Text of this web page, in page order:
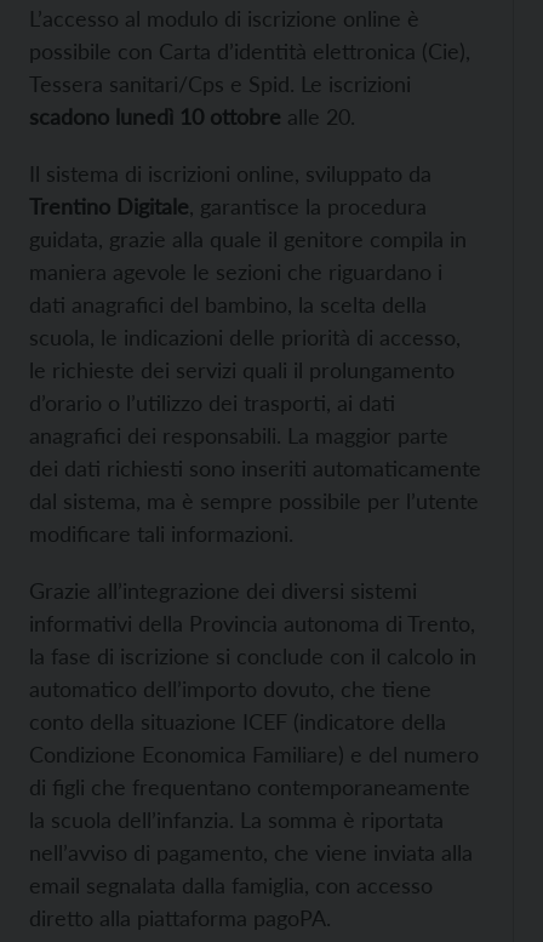
L’accesso al modulo di iscrizione online è
possibile con Carta d’identità elettronica (Cie),
Tessera sanitari/Cps e Spid. Le iscrizioni
scadono lunedì 10 ottobre alle 20.
Il sistema di iscrizioni online, sviluppato da
Trentino Digitale , garantisce la procedura
guidata, grazie alla quale il genitore compila in
maniera agevole le sezioni che riguardano i
dati anagrafici del bambino, la scelta della
scuola, le indicazioni delle priorità di accesso,
le richieste dei servizi quali il prolungamento
d’orario o l’utilizzo dei trasporti, ai dati
anagrafici dei responsabili. La maggior parte
dei dati richiesti sono inseriti automaticamente
dal sistema, ma è sempre possibile per l’utente
modificare tali informazioni.
Grazie all’integrazione dei diversi sistemi
informativi della Provincia autonoma di Trento,
la fase di iscrizione si conclude con il calcolo in
automatico dell’importo dovuto, che tiene
conto della situazione ICEF (indicatore della
Condizione Economica Familiare) e del numero
di figli che frequentano contemporaneamente
la scuola dell’infanzia. La somma è riportata
nell’avviso di pagamento, che viene inviata alla
email segnalata dalla famiglia, con accesso
diretto alla piattaforma pagoPA.